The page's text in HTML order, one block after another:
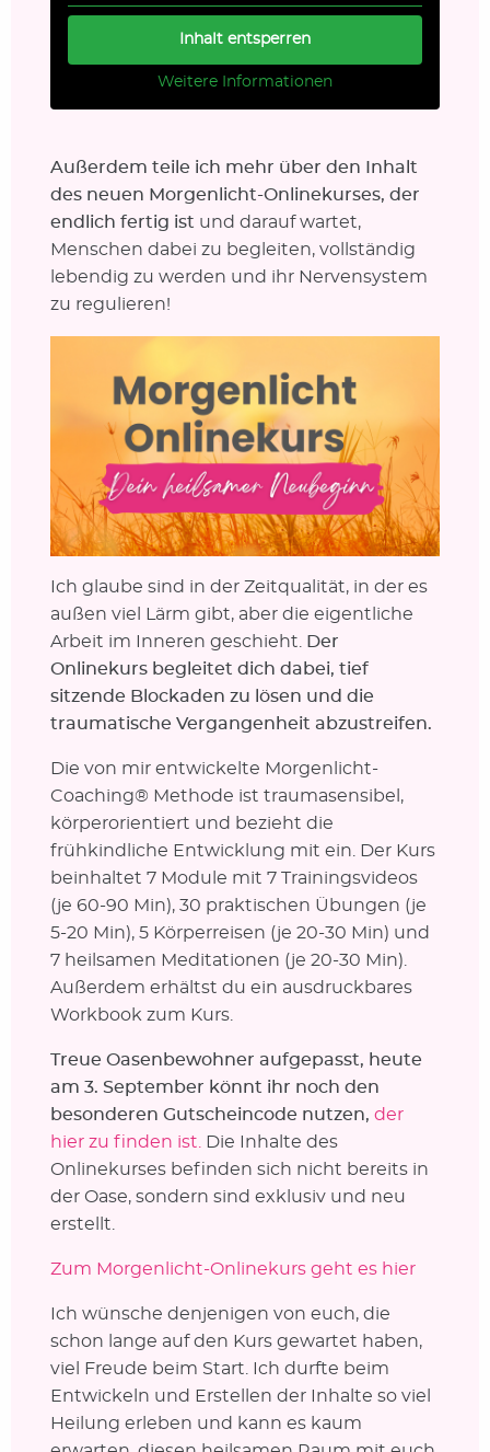
Inhalt entsperren
Weitere Informationen
Außerdem teile ich mehr über den Inhalt
des neuen Morgenlicht-Onlinekurses, der
endlich fertig ist und darauf wartet,
Menschen dabei zu begleiten, vollständig
lebendig zu werden und ihr Nervensystem
zu regulieren!
Ich glaube sind in der Zeitqualität, in der es
außen viel Lärm gibt, aber die eigentliche
Arbeit im Inneren geschieht. Der
Onlinekurs begleitet dich dabei, tief
sitzende Blockaden zu lösen und die
traumatische Vergangenheit abzustreifen.
Die von mir entwickelte Morgenlicht-
Coaching® Methode ist traumasensibel,
körperorientiert und bezieht die
frühkindliche Entwicklung mit ein. Der Kurs
beinhaltet 7 Module mit 7 Trainingsvideos
(je 60-90 Min), 30 praktischen Übungen (je
5-20 Min), 5 Körperreisen (je 20-30 Min) und
7 heilsamen Meditationen (je 20-30 Min).
Außerdem erhältst du ein ausdruckbares
Workbook zum Kurs.
Treue Oasenbewohner aufgepasst, heute
am 3. September könnt ihr noch den
besonderen Gutscheincode nutzen, der
hier zu finden ist. Die Inhalte des
Onlinekurses befinden sich nicht bereits in
der Oase, sondern sind exklusiv und neu
erstellt.
Zum Morgenlicht-Onlinekurs geht es hier
Ich wünsche denjenigen von euch, die
schon lange auf den Kurs gewartet haben,
viel Freude beim Start. Ich durfte beim
Entwickeln und Erstellen der Inhalte so viel
Heilung erleben und kann es kaum